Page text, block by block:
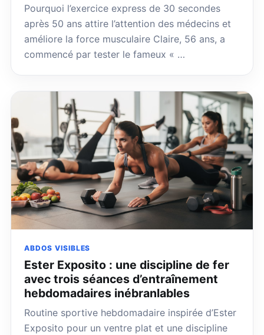
Pourquoi l’exercice express de 30 secondes
après 50 ans attire l’attention des médecins et
améliore la force musculaire Claire, 56 ans, a
commencé par tester le fameux « …
ABDOS VISIBLES
Ester Exposito : une discipline de fer
avec trois séances d’entraînement
hebdomadaires inébranlables
Routine sportive hebdomadaire inspirée d’Ester
Exposito pour un ventre plat et une discipline